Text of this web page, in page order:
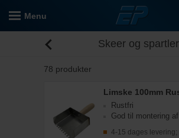
Menu
Skeer og spartler
78 produkter
Limske 100mm
Rustfri
God til montering
4-15 dages levering;